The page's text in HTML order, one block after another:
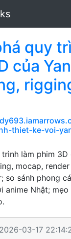
quy
của
thiet-ke-voi-
làm phim 3D
mocap,
so sánh phong
anime Nhật;
03-17